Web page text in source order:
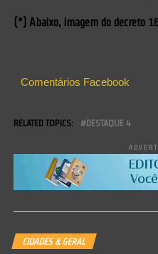
(*) Abaixo, imagem do decreto
Comentários Facebook
RELATED TOPICS: DESTAQUE 4
CIDADES & GERAL